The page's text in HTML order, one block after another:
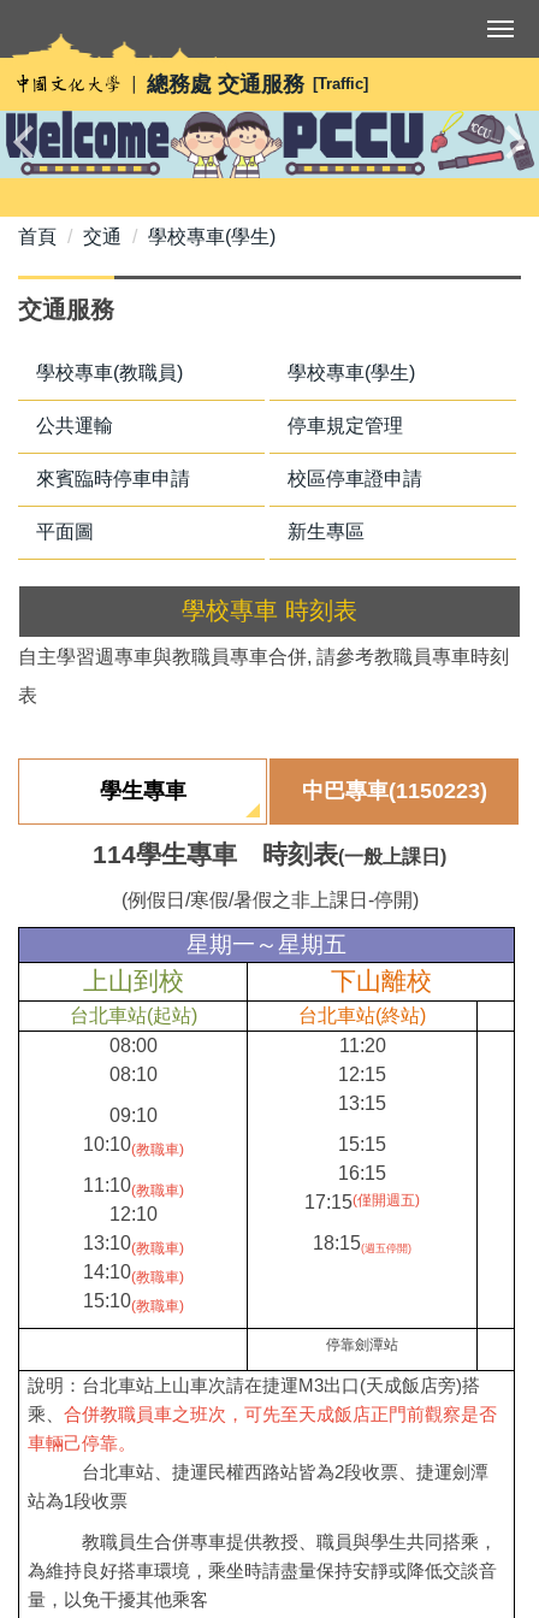
到
主
內
容
總務處 交通服務 [Traffic]
首頁 交通 學校專車(學生)
交通服務
學校專車(教職員) 學校專車(學生)
公共運輸 停車規定管理
來賓臨時停車申請 校區停車證申請
平面圖 新生專區
學校專車 時刻表
自主學習週專車與教職員專車合併, 請參考教職員專車時刻
表
學生專車 中巴專車(1150223)
114學生專車 時刻表(一般上課日)
(例假日/寒假/暑假之非上課日-停開)
星期一～星期五
上山到校 下山離校
台北車站(起站)
台北車站(終站)
08:00
08:10
09:10
10:10(教職車)
11:10(教職車)
12:10
13:10(教職車)
14:10(教職車)
15:10(教職車)
11:20
12:15
13:15
15:15
16:15
17:15(僅開週五)
18:15(週五停開)
停靠劍潭站
說明：台北車站上山車次請在捷運M3出口(天成飯店旁)搭
乘、 合併教職員車之班次，可先至天成飯店正門前觀察是否
車輛己停靠。
台北車站、捷運民權西路站皆為2段收票、捷運劍潭
站為1段收票
教職員生合併專車提供教授、職員與學生共同搭乘，
為維持良好搭車環境，乘坐時請盡量保持安靜或降低交談音
量，以免干擾其他乘客